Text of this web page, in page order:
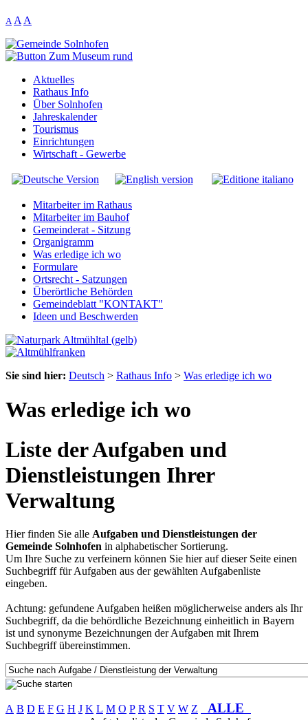
A A A
Aktuelles
Rathaus Info
Über Solnhofen
Jahreskalender
Tourismus
Einrichtungen
Wirtschaft - Gewerbe
Mitarbeiter im Rathaus
Mitarbeiter im Bauhof
Gemeinderat - Sitzung
Organigramm
Was erledige ich wo
Formulare
Ortsrecht - Satzungen
Überörtliche Behörden
Gemeindeblatt "KONTAKT"
Ideen und Beschwerden
Sie sind hier: Deutsch > Rathaus Info > Was erledige ich wo
Was erledige ich wo
Liste der Aufgaben und
Dienstleistungen Ihrer
Verwaltung
Hier finden Sie alle Aufgaben und Dienstleistungen der
Gemeinde Solnhofen in alphabetischer Sortierung.
Um Ihre Suche zu verfeinern können Sie hier auf dieser Seite einen
Suchbegriff für Aufgaben aus der gewählten Aufgabenliste
eingeben.
Achtung: gefundene Aufgaben heißen möglicherweise anders als Ihr
Suchbegriff, da die behördliche Bezeichnung einheitlich in Bayern
ist und synonyme Bezeichnungen der Aufgaben mit Ihrem
Suchbegriff übereinstimmen.
A B D E F G H J K L M O P R S T V W Z ALLE